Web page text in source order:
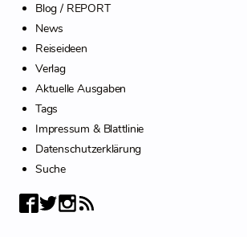
Blog / REPORT
News
Reiseideen
Verlag
Aktuelle Ausgaben
Tags
Impressum & Blattlinie
Datenschutzerklärung
Suche